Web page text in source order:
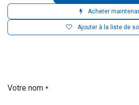
Acheter
Ajouter à la liste de
Votre nom *